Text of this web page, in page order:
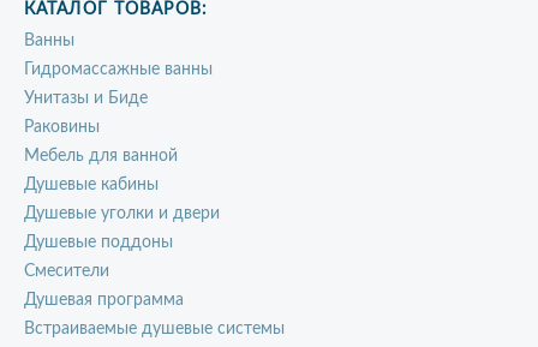
КАТАЛОГ ТОВАРОВ:
Ванны
Гидромассажные ванны
Унитазы и Биде
Раковины
Мебель для ванной
Душевые кабины
Душевые уголки и двери
Душевые поддоны
Смесители
Душевая программа
Встраиваемые душевые системы